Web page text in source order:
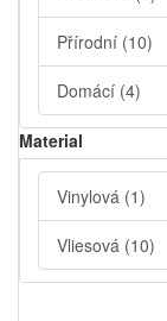
Přírodní (10)
Domácí (4)
Material
Vinylová (1)
Vliesová (10)